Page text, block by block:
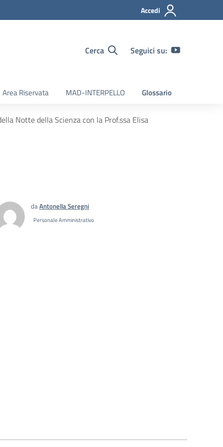
Accedi
Cerca Seguici su:
Area Riservata MAD-INTERPELLO Glossario
Notte della Scienza con la Prof.ssa Elisa
daAntonella Seregni
Personale Amministrativo